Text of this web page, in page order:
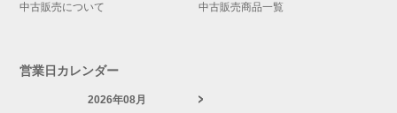
中古販売について 中古販売商品一覧
営業日カレンダー
2026年08月